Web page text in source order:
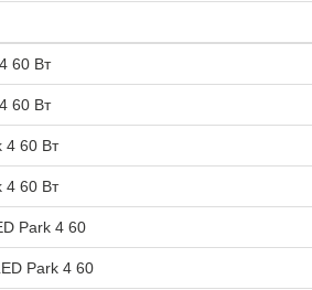
60 Вт
60 Вт
4 60 Вт
4 60 Вт
Park 4 60
Park 4 60